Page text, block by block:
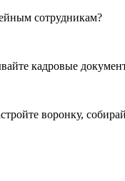
сотрудникам?
кадровые
воронку,